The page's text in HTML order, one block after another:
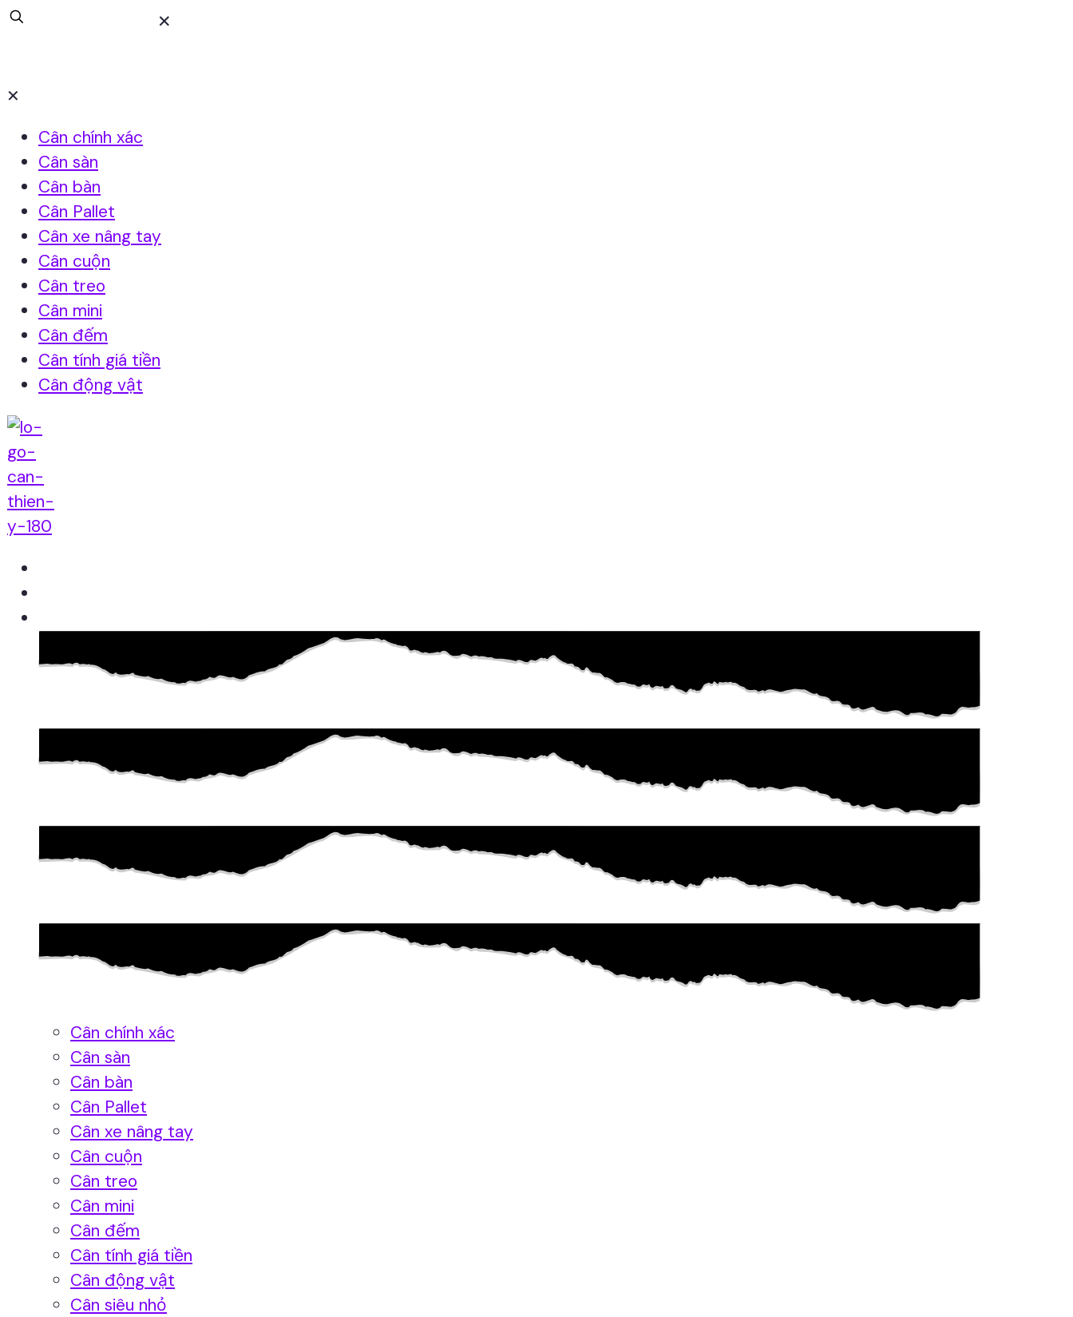
✕
✕
Cân chính xác
Cân sàn
Cân bàn
Cân Pallet
Cân xe nâng tay
Cân cuộn
Cân treo
Cân mini
Cân đếm
Cân tính giá tiền
Cân động vật
Cân chính xác
Cân sàn
Cân bàn
Cân Pallet
Cân xe nâng tay
Cân cuộn
Cân treo
Cân mini
Cân đếm
Cân tính giá tiền
Cân động vật
Cân siêu nhỏ